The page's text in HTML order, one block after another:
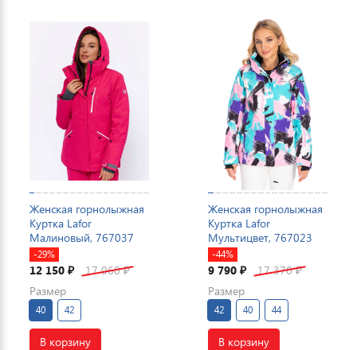
Женская горнолыжная
Куртка Lafor
Малиновый, 767037
-29%
12 150 ₽ 17 060₽
Размер
40 42
В корзину
Женская горнолыжная
Куртка Lafor
Мультицвет, 767023
-44%
9 790 ₽ 17 370₽
Размер
42 40 44
В корзину